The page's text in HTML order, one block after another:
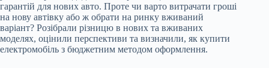
гарантій для нових авто. Проте чи варто витрачати гроші
на нову автівку або ж обрати на ринку вживаний
варіант? Розібрали різницю в нових та вживаних
моделях, оцінили перспективи та визначили, як купити
електромобіль з бюджетним методом оформлення.